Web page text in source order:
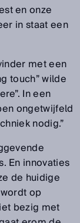
en onze
in staat een
met een
touch” wilde
In een
ongetwijfeld
nodig.”
En innovaties
de huidige
op
bezig met